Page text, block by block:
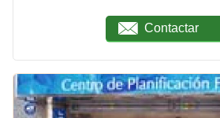
Contactar